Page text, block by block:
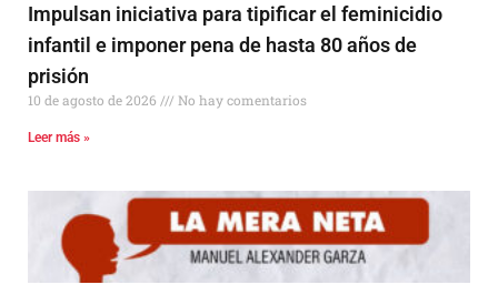
Impulsan iniciativa para tipificar el feminicidio
infantil e imponer pena de hasta 80 años de
prisión
10 de agosto de 2026 No hay comentarios
Leer más »